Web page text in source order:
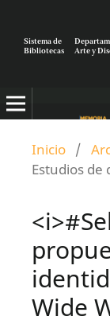
Sistema de
Bibliotecas
Arte y
Inicio /
Estudios de
Wide